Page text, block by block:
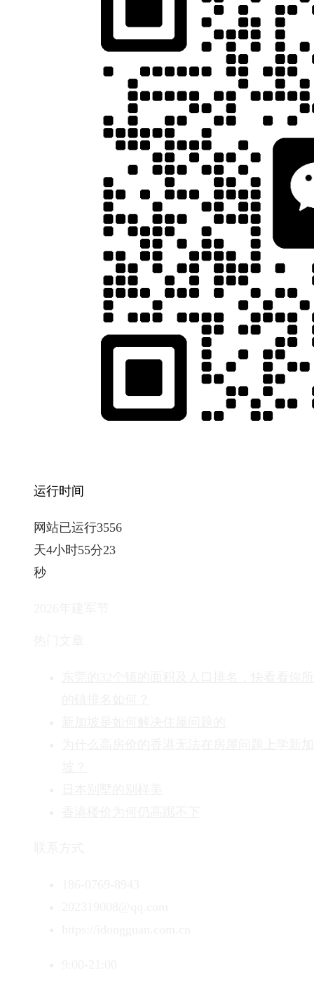
运行时间
网站已运行3556
天4小时55分24
秒